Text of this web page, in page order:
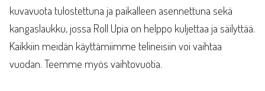
kuvavuota tulostettuna ja paikalleen asennettuna sekä
kangaslaukku, jossa Roll Upia on helppo kuljettaa ja säilyttää.
Kaikkiin meidän käyttämiimme telineisiin voi vaihtaa
vuodan. Teemme myös vaihtovuotia.